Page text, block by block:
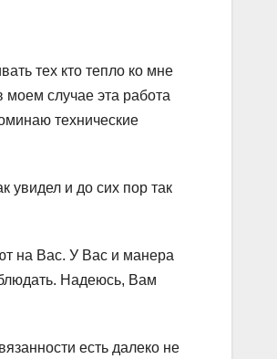
тех кто тепло ко мне
моем случае эта работа
технические
увидел и до сих пор так
на Вас. У Вас и манера
Надеюсь, Вам
есть далеко не